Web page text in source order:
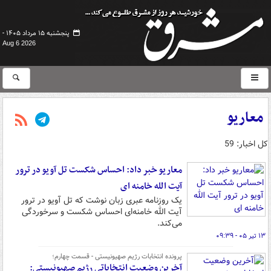
پنجشنبه ۱۵ مرداد ۱۴۰۵ -
Aug 6 2026
معاریو
کل اخبار: 59
معاریو خبر داد: احساس شکست تل آویو در ترور
آیت الله خامنه ای
یک روزنامه عبری زبان نوشت که تل آویو در ترور
آیت الله خامنه‌ای احساس شکست و سرخوردگی
می‌کند.
۱۳ تیر ۰۵ - ۰۹:۳۹
پرونده انتخابات رژیم صهیونیستی - قسمت چهارم؛